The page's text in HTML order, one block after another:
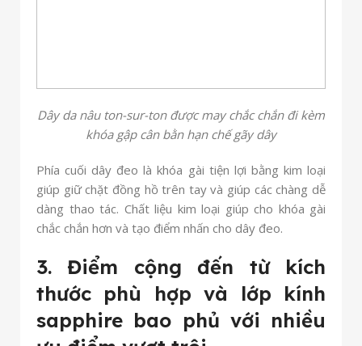
Dây da nâu ton-sur-ton được may chắc chắn đi kèm
khóa gập cân bằn hạn chế gãy dây
Phía cuối dây đeo là khóa gài tiện lợi bằng kim loại
giúp giữ chặt đồng hồ trên tay và giúp các chàng dễ
dàng thao tác. Chất liệu kim loại giúp cho khóa gài
chắc chắn hơn và tạo điểm nhấn cho dây đeo.
3. Điểm cộng đến từ kích
thước phù hợp và lớp kính
sapphire bao phủ với nhiều